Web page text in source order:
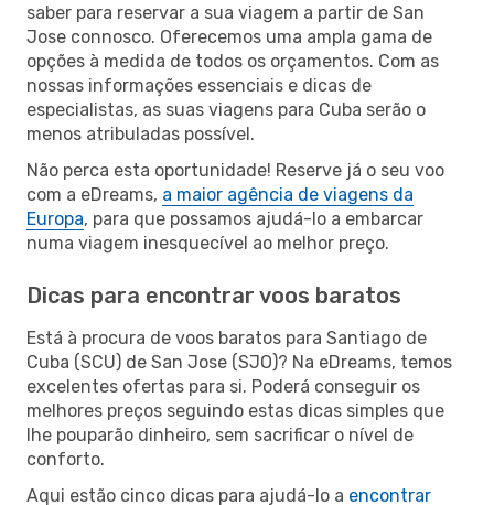
saber para reservar a sua viagem a partir de San
Jose connosco. Oferecemos uma ampla gama de
opções à medida de todos os orçamentos. Com as
nossas informações essenciais e dicas de
especialistas, as suas viagens para Cuba serão o
menos atribuladas possível.
Não perca esta oportunidade! Reserve já o seu voo
com a eDreams, a maior agência de viagens da
Europa, para que possamos ajudá-lo a embarcar
numa viagem inesquecível ao melhor preço.
Dicas para encontrar voos baratos
Está à procura de voos baratos para Santiago de
Cuba (SCU) de San Jose (SJO)? Na eDreams, temos
excelentes ofertas para si. Poderá conseguir os
melhores preços seguindo estas dicas simples que
lhe pouparão dinheiro, sem sacrificar o nível de
conforto.
Aqui estão cinco dicas para ajudá-lo a encontrar